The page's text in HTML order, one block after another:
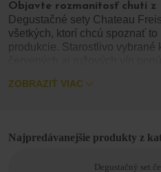
Objavte rozmanitosť chutí z
Degustačné sety Chateau
všetkých, ktorí chcú spoznať
produkcie. Starostlivo vybrané
rajóne Malokarpatskej
naše degustačné balíčky vám
ZOBRAZIŤ VIAC
Najpredávanejšie produkty z
Degustačný set